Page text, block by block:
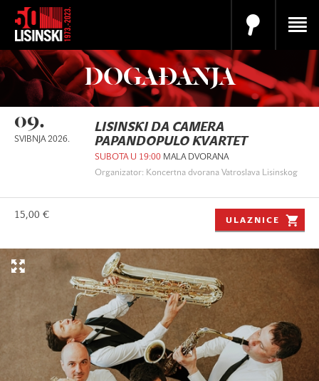
DOGAĐANJA
09.
SVIBNJA 2026.
LISINSKI DA CAMERA
PAPANDOPULO KVARTET
SUBOTA U 19:00 MALA DVORANA
Organizator: Koncertna dvorana Vatroslava Lisinskog
15,00 €
ULAZNICE